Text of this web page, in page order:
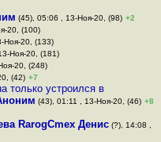
(45), 05:06 , 13-Ноя-20, (98) +2
20, (100)
Ноя-20, (133)
Ноя-20, (181)
20, (248)
(42) +7
только устроился в
(43), 01:11 , 13-Ноя-20, (46) +8
RarogCmex Денис(?), 14:08 ,